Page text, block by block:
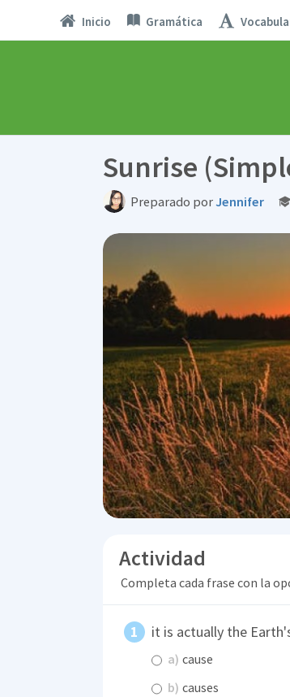
Inicio Gramática
Sunrise
Preparado porJennifer
Actividad
Completa cada frase con la
it is actually the
a) cause
b) causes